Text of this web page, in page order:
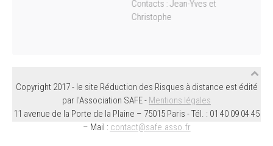
Contacts : Jean-Yves et
Christophe
Copyright 2017 - le site Réduction des Risques à distance est édité
par l'Association SAFE - Mentions légales
11 avenue de la Porte de la Plaine – 75015 Paris - Tél. : 01 40 09 04 45
– Mail : contact@safe.asso.fr